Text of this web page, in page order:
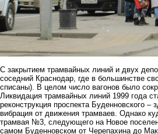
С закрытием трамвайных линий и двух
соседний Краснодар, где в большинстве
списаны). В целом число вагонов было
Ликвидация трамвайных линий 1999 года
реконструкция проспекта Буденновского
вибрация от движения трамваев. Однако
трамвая №3, следующего на Новое
самом Буденновском от Черепахина до